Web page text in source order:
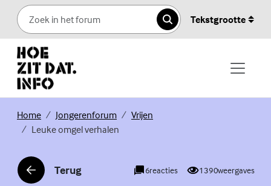
Skip to content
Zoeken
Tekstgrootte
Home(Externe link)
Jongerenforum(Externe link)
Vrijen
Leuke omgel verhalen
Terug
(Externe link) 6reacties 1390weergaves